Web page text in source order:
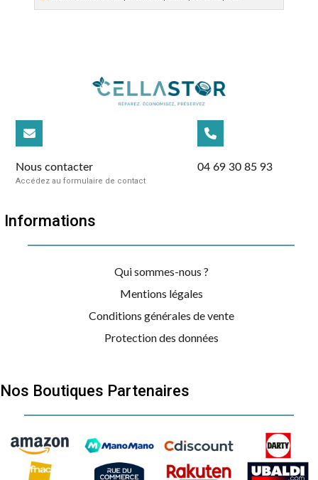
Nous contacter
Accédez au formulaire de contact
04 69 30 85 93
Informations
Qui sommes-nous ?
Mentions légales
Conditions générales de vente
Protection des données
Nos Boutiques Partenaires